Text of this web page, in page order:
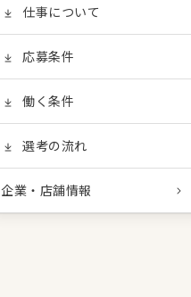
仕事について
応募条件
働く条件
選考の流れ
企業・店舗情報